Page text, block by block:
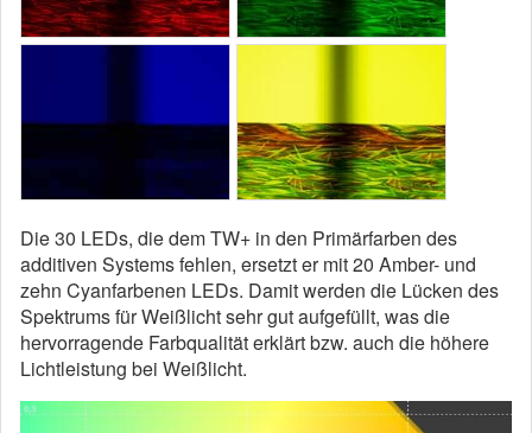
Die 30 LEDs, die dem TW+ in den Primärfarben des
additiven Systems fehlen, ersetzt er mit 20 Amber- und
zehn Cyanfarbenen LEDs. Damit werden die Lücken des
Spektrums für Weißlicht sehr gut aufgefüllt, was die
hervorragende Farbqualität erklärt bzw. auch die höhere
Lichtleistung bei Weißlicht.